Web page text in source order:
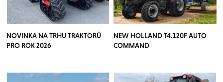
NOVINKA NA TRHU TRAKTORŮ
PRO ROK 2026
NEW HOLLAND T4.120F AUTO
COMMAND